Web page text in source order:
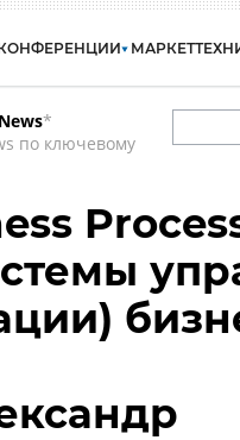
МАРКЕТ
*
по ключевому